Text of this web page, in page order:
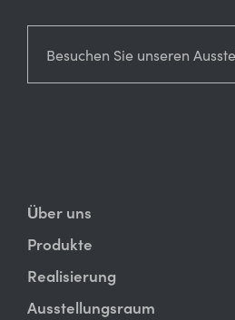
Besuchen Sie unseren
Über uns
Produkte
Realisierung
Ausstellungsraum